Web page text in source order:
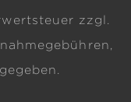
zzgl.